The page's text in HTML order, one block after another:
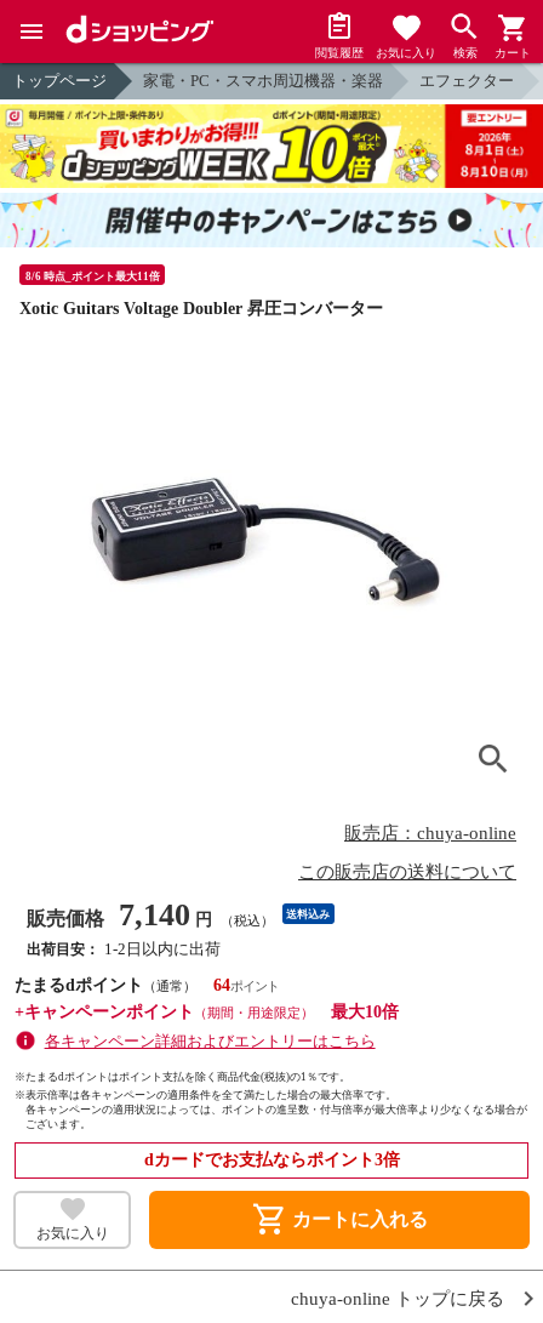
閲覧履歴 お気に入り 検索 カート
トップページ 家電・PC・スマホ周辺機器・楽器 エフェクター
8/6 時点_ポイント最大11倍
Xotic Guitars Voltage Doubler 昇圧コンバーター
販売店：chuya-online
この販売店の送料について
販売価格 7,140 円 （税込） 送料込み
出荷目安：
1-2日以内に出荷
たまるdポイント
（通常）
64
+キャンペーンポイント
（期間・用途限定）
最大10倍
各キャンペーン詳細およびエントリーはこちら
※たまるdポイントはポイント支払を除く商品代金(税抜)の1％です。
※表示倍率は各キャンペーンの適用条件を全て満たした場合の最大倍率です。
各キャンペーンの適用状況によっては、ポイントの進呈数・付与倍率が最大倍率より少なくなる場合が
ございます。
dカードでお支払ならポイント3倍
お気に入り shopping_cart カートに入れる
chuya-online トップに戻る